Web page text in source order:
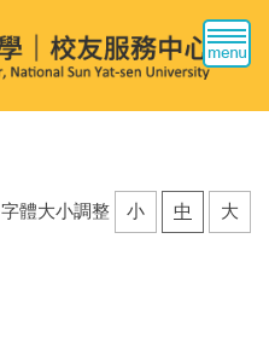
字體大小調整 小 中 大